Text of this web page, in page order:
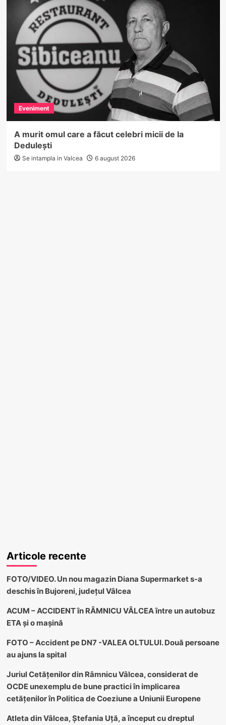
Eveniment
A murit omul care a făcut celebri micii de la
Dedulești
Se intampla in Valcea 6 august 2026
Articole recente
FOTO/VIDEO. Un nou magazin Diana Supermarket s-a
deschis în Bujoreni, județul Vâlcea
ACUM – ACCIDENT în RÂMNICU VÂLCEA între un autobuz
ETA și o mașină
FOTO – Accident pe DN7 -VALEA OLTULUI. Două persoane
au ajuns la spital
Juriul Cetățenilor din Râmnicu Vâlcea, considerat de
OCDE unexemplu de bune practici în implicarea
cetățenilor în Politica de Coeziune a Uniunii Europene
Atleta din Vâlcea, Ștefania Uță, a început cu dreptul